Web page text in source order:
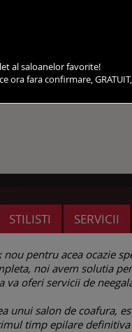
STILISTI SERVICII
pentru acea ocazie
noi avem solutia
va oferi servicii de
unui salon de coafura,
timp epilare
al saloanelor favorite!
ora fara confirmare, GRATUIT,